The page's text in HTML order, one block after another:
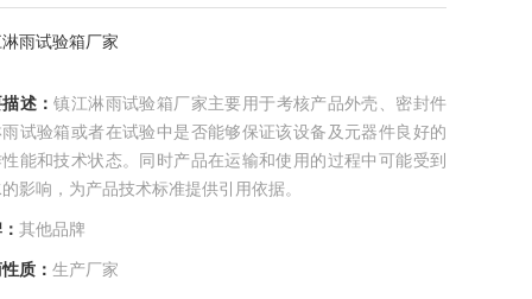
雨试验箱厂家
述：镇江淋雨试验箱厂家主要用于考核产品外壳、密封件
试验箱或者在试验中是否能够保证该设备及元器件良好的
能和技术状态。同时产品在运输和使用的过程中可能受到
影响，为产品技术标准提供引用依据。
其他品牌
质： 生产厂家